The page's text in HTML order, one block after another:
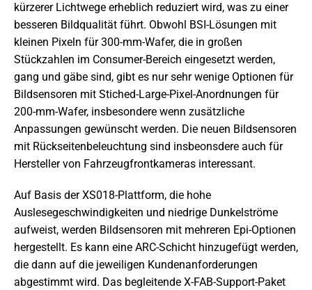
kürzerer Lichtwege erheblich reduziert wird, was zu einer
besseren Bildqualität führt. Obwohl BSI-Lösungen mit
kleinen Pixeln für 300-mm-Wafer, die in großen
Stückzahlen im Consumer-Bereich eingesetzt werden,
gang und gäbe sind, gibt es nur sehr wenige Optionen für
Bildsensoren mit Stiched-Large-Pixel-Anordnungen für
200-mm-Wafer, insbesondere wenn zusätzliche
Anpassungen gewünscht werden. Die neuen Bildsensoren
mit Rückseitenbeleuchtung sind insbeonsdere auch für
Hersteller von Fahrzeugfrontkameras interessant.
Auf Basis der XS018-Plattform, die hohe
Auslesegeschwindigkeiten und niedrige Dunkelströme
aufweist, werden Bildsensoren mit mehreren Epi-Optionen
hergestellt. Es kann eine ARC-Schicht hinzugefügt werden,
die dann auf die jeweiligen Kundenanforderungen
abgestimmt wird. Das begleitende X-FAB-Support-Paket